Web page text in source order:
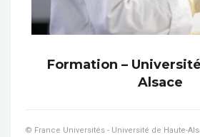
Formation –
Alsace
© France Universités - Université de Haute-